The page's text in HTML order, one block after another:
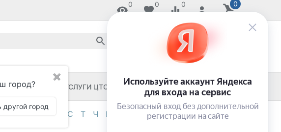
0 0 0 0
✖
город?
другой город
8 800 2018-054
звонок по России бесплатный
8 (8652) 55-11-33
ЗАКАЖИ И ЗАБЕРИ СЕГОДНЯ!
ПО УСЛУГИ ЦТО ЧЕКОВЫЕ ПРИНТЕРЫ
С Т Ч Ш 0-9